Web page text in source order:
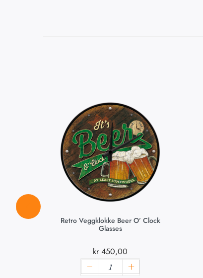
Retro Veggklokke Beer O’ Clock
Glasses
kr450,00